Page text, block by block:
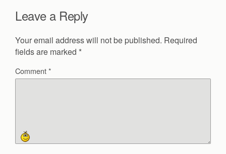
Leave a Reply
Your email address will not be published. Required
fields are marked *
Comment*